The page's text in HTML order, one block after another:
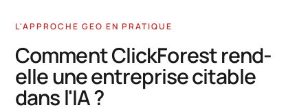
L'APPROCHE GEO EN PRATIQUE
Comment ClickForest rend-
elle une entreprise citable
dans l'IA ?